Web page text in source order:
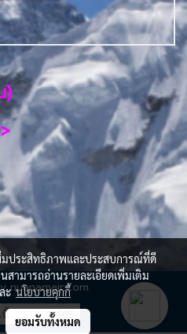
)
nuanamair.com
นี้ 1,465
มประสิทธิภาพและประสบการณ์ที่ดี
สามารถอ่านรายละเอียดเพิ่มเติม
ะนโยบายคุกกี้
ยอมรับทั้งหมด